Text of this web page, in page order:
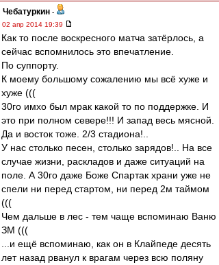
Чебатуркин -
02 апр 2014 19:39
Как то после воскресного матча затёрлось, а
сейчас вспомнилось это впечатление.
По суппорту.
К моему большому сожалению мы всё хуже и
хуже (((
30го имхо был мрак какой то по поддержке. И
это при полном севере!!! И запад весь мясной.
Да и восток тоже. 2/3 стадиона!..
У нас столько песен, столько зарядов!.. На все
случае жизни, раскладов и даже ситуаций на
поле. А 30го даже Боже Спартак храни уже не
спели ни перед стартом, ни перед 2м таймом
(((
Чем дальше в лес - тем чаще вспоминаю Ваню
ЗМ (((
...и ещё вспоминаю, как он в Клайпеде десять
лет назад рванул к врагам через всю поляну